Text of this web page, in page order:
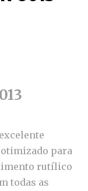
para
rutílico
todas as